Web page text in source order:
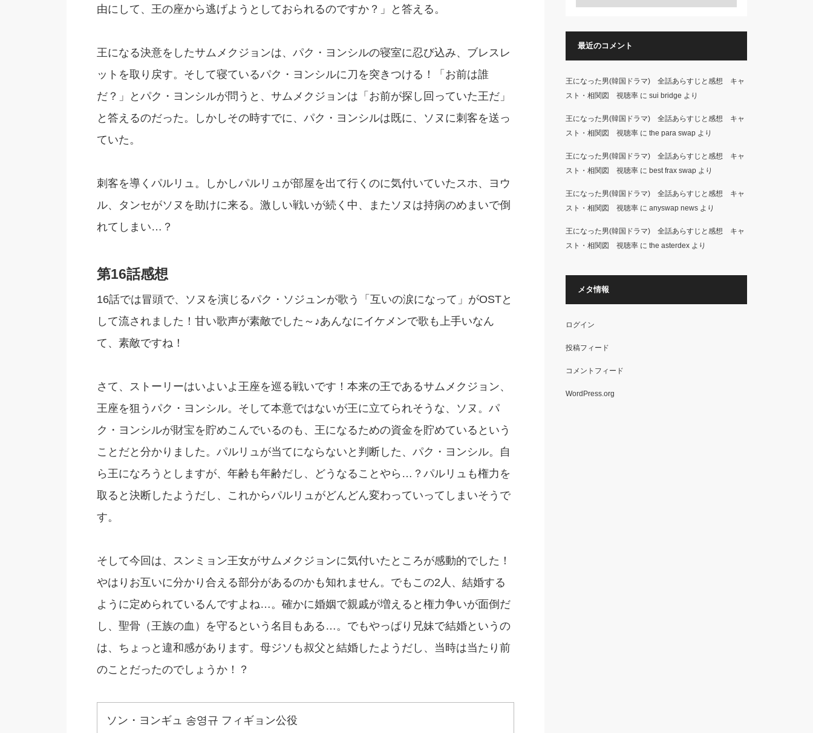
由にして、王の座から逃げようとしておられるのですか？」と答える。
王になる決意をしたサムメクジョンは、パク・ヨンシルの寝室に忍び込み、ブレスレ
ットを取り戻す。そして寝ているパク・ヨンシルに刀を突きつける！「お前は誰
だ？」とパク・ヨンシルが問うと、サムメクジョンは「お前が探し回っていた王だ」
と答えるのだった。しかしその時すでに、パク・ヨンシルは既に、ソヌに刺客を送っ
ていた。
刺客を導くパルリュ。しかしパルリュが部屋を出て行くのに気付いていたスホ、ヨウ
ル、タンセがソヌを助けに来る。激しい戦いが続く中、またソヌは持病のめまいで倒
れてしまい…？
第16話感想
16話では冒頭で、ソヌを演じるパク・ソジュンが歌う「互いの涙になって」がOSTと
して流されました！甘い歌声が素敵でした～♪あんなにイケメンで歌も上手いなん
て、素敵ですね！
さて、ストーリーはいよいよ王座を巡る戦いです！本来の王であるサムメクジョン、
王座を狙うパク・ヨンシル。そして本意ではないが王に立てられそうな、ソヌ。パ
ク・ヨンシルが財宝を貯めこんでいるのも、王になるための資金を貯めているという
ことだと分かりました。パルリュが当てにならないと判断した、パク・ヨンシル。自
ら王になろうとしますが、年齢も年齢だし、どうなることやら…？パルリュも権力を
取ると決断したようだし、これからパルリュがどんどん変わっていってしまいそうで
す。
そして今回は、スンミョン王女がサムメクジョンに気付いたところが感動的でした！
やはりお互いに分かり合える部分があるのかも知れません。でもこの2人、結婚する
ように定められているんですよね…。確かに婚姻で親戚が増えると権力争いが面倒だ
し、聖骨（王族の血）を守るという名目もある…。でもやっぱり兄妹で結婚というの
は、ちょっと違和感があります。母ジソも叔父と結婚したようだし、当時は当たり前
のことだったのでしょうか！？
ソン・ヨンギュ 송영규 フィギョン公役
最近のコメント
王になった男(韓国ドラマ) 全話あらすじと感想 キャ
スト・相関図 視聴率に sui bridge より
王になった男(韓国ドラマ) 全話あらすじと感想 キャ
スト・相関図 視聴率に the para swapより
王になった男(韓国ドラマ) 全話あらすじと感想 キャ
スト・相関図 視聴率に best frax swapより
王になった男(韓国ドラマ) 全話あらすじと感想 キャ
スト・相関図 視聴率に anyswap newsより
王になった男(韓国ドラマ) 全話あらすじと感想 キャ
スト・相関図 視聴率に the asterdexより
メタ情報
ログイン
投稿フィード
コメントフィード
WordPress.org